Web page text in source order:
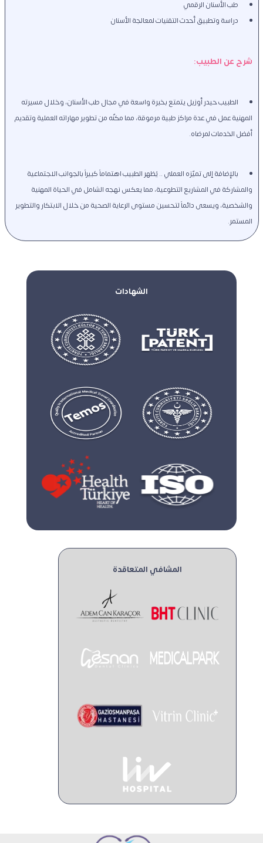
طب الأسنان الرقمي
دراسة وتطبيق أحدث التقنيات لمعالجة الأسنان
شرح عن الطبيب:
الطبيب حيدر أوزيل يتمتع بخبرة واسعة في مجال طب الأسنان، وخلال مسيرته
المهنية عمل في عدة مراكز طبية مرموقة، مما مكنّه من تطوير مهاراته العملية وتقديم
أفضل الخدمات لمرضاه.
بالإضافة إلى تميّزه العملي .. يُظهر الطبيب اهتماماً كبيراً بالجوانب الاجتماعية
والمشاركة في المشاريع التطوعية، مما يعكس نهجه الشامل في الحياة المهنية
والشخصية، ويسعى دائماً لتحسين مستوى الرعاية الصحية من خلال الابتكار والتطوير
المستمر.
المشافي المتعاقدة
الشهادات